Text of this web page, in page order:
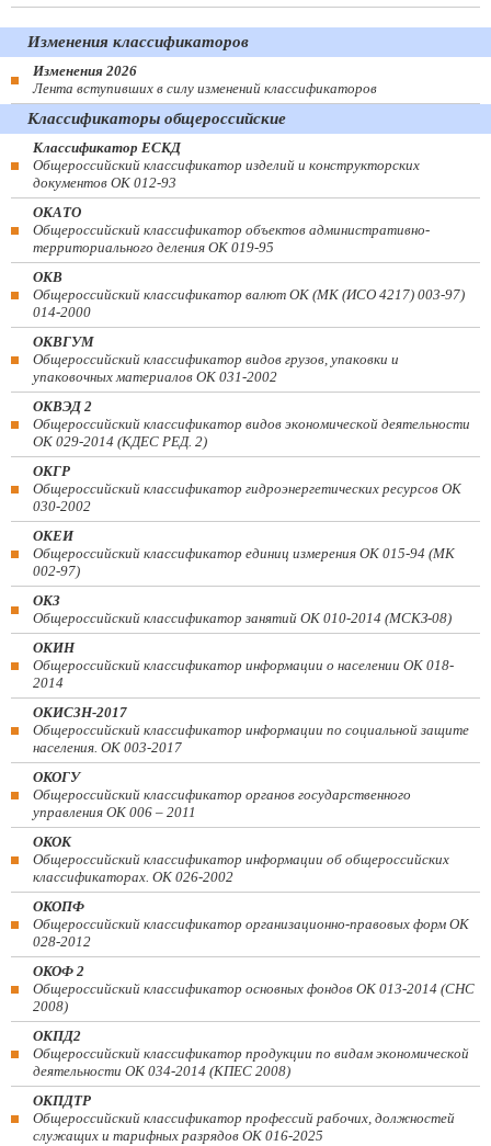
Изменения классификаторов
Изменения 2026
Лента вступивших в силу изменений классификаторов
Классификаторы общероссийские
Классификатор ЕСКД
Общероссийский классификатор изделий и конструкторских
документов ОК 012-93
ОКАТО
Общероссийский классификатор объектов административно-
территориального деления ОК 019-95
ОКВ
Общероссийский классификатор валют ОК (МК (ИСО 4217) 003-97)
014-2000
ОКВГУМ
Общероссийский классификатор видов грузов, упаковки и
упаковочных материалов ОК 031-2002
ОКВЭД 2
Общероссийский классификатор видов экономической деятельности
ОК 029-2014 (КДЕС РЕД. 2)
ОКГР
Общероссийский классификатор гидроэнергетических ресурсов ОК
030-2002
ОКЕИ
Общероссийский классификатор единиц измерения ОК 015-94 (МК
002-97)
ОКЗ
Общероссийский классификатор занятий ОК 010-2014 (МСКЗ-08)
ОКИН
Общероссийский классификатор информации о населении ОК 018-
2014
ОКИСЗН-2017
Общероссийский классификатор информации по социальной защите
населения. ОК 003-2017
ОКОГУ
Общероссийский классификатор органов государственного
управления ОК 006 – 2011
ОКОК
Общероссийский классификатор информации об общероссийских
классификаторах. ОК 026-2002
ОКОПФ
Общероссийский классификатор организационно-правовых форм ОК
028-2012
ОКОФ 2
Общероссийский классификатор основных фондов ОК 013-2014 (СНС
2008)
ОКПД2
Общероссийский классификатор продукции по видам экономической
деятельности ОК 034-2014 (КПЕС 2008)
ОКПДТР
Общероссийский классификатор профессий рабочих, должностей
служащих и тарифных разрядов ОК 016-2025